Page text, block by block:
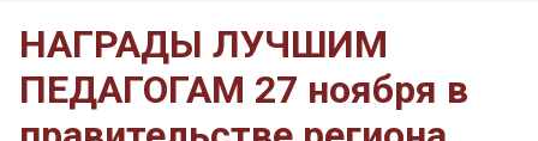
НАГРАДЫ ЛУЧШИМ
ПЕДАГОГАМ 27 ноября в